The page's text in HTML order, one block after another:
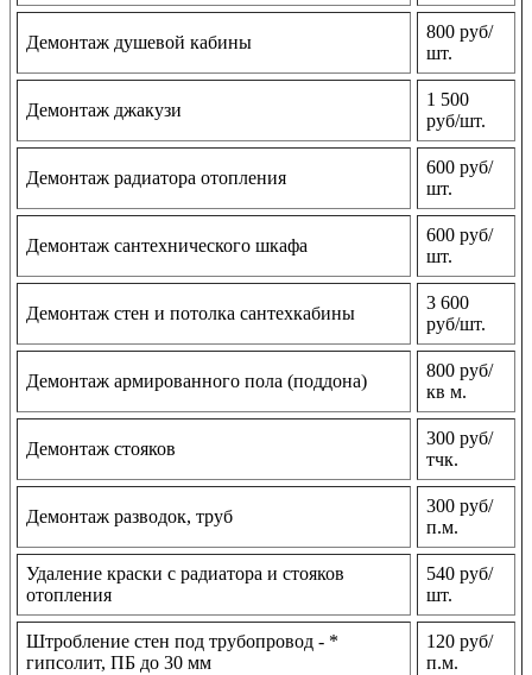
Демонтаж душевой кабины
800 руб/
шт.
Демонтаж джакузи
1 500
руб/шт.
Демонтаж радиатора отопления
600 руб/
шт.
Демонтаж сантехнического шкафа
600 руб/
шт.
Демонтаж стен и потолка сантехкабины
3 600
руб/шт.
Демонтаж армированного пола (поддона)
800 руб/
кв м.
Демонтаж стояков
300 руб/
тчк.
Демонтаж разводок, труб
300 руб/
п.м.
Удаление краски с радиатора и стояков
отопления
540 руб/
шт.
Штробление стен под трубопровод - *
гипсолит, ПБ до 30 мм
120 руб/
п.м.